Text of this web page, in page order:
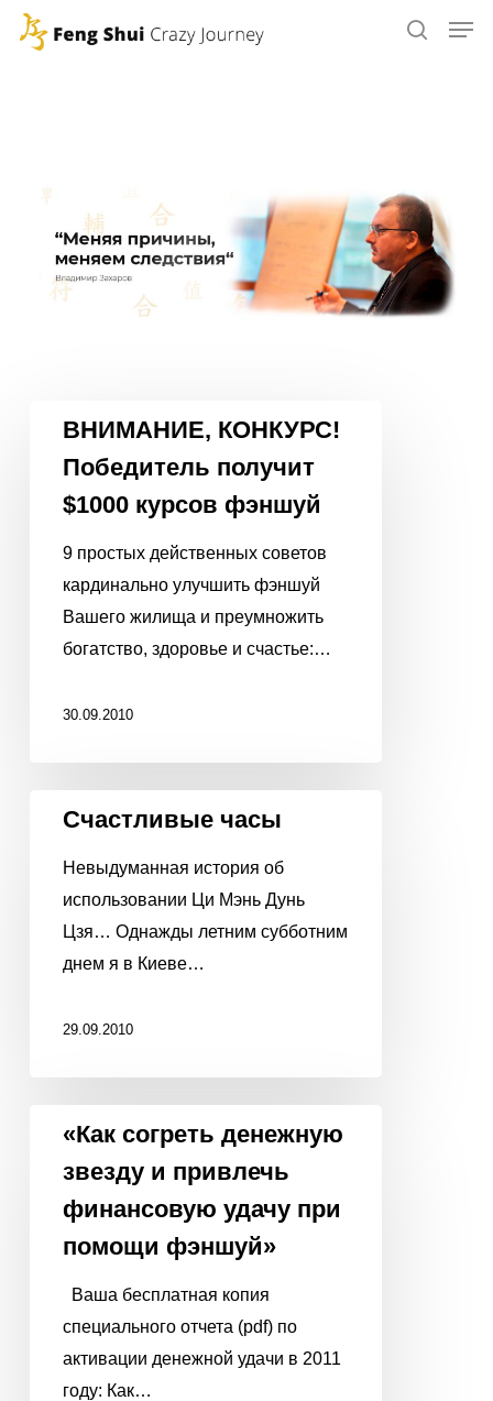
Skip
Победитель
получит
$1000
фэншуй
ВНИМАНИЕ, КОНКУРС!
Победитель получит
$1000 курсов фэншуй
9 простых действенных советов
кардинально улучшить фэншуй
Вашего жилища и преумножить
богатство, здоровье и счастье:…
30.09.2010
Счастливые часы
Невыдуманная история об
использовании Ци Мэнь Дунь
Цзя… Однажды летним субботним
днем я в Киеве…
29.09.2010
денежную
звезду
«Как согреть денежную
звезду и привлечь
финансовую удачу при
помощи фэншуй»
Ваша бесплатная копия
специального отчета (pdf) по
активации денежной удачи в 2011
году: Как…